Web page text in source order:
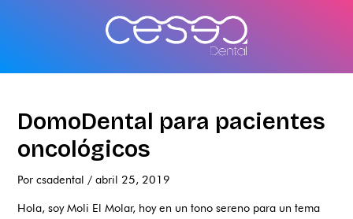
DomoDental para pacientes
oncológicos
Porcsadental /abril 25, 2019
Hola, soy Moli El Molar, hoy en un tono sereno para un tema